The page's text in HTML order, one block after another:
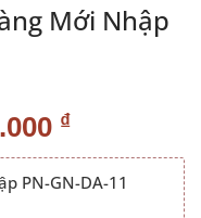
Mới Nhập
₫
PN-GN-DA-11